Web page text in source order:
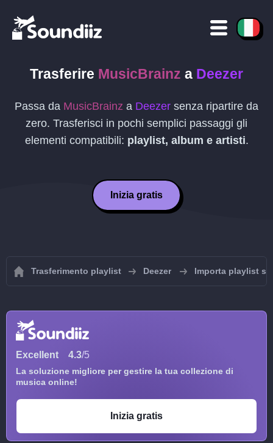
Trasferire MusicBrainz a Deezer
Passa da MusicBrainz a Deezer senza ripartire da
zero. Trasferisci in pochi semplici passaggi gli
elementi compatibili: playlist, album e artisti.
Inizia gratis
Trasferimento playlist Deezer Importa playlist su
Excellent 4.3/5
La soluzione migliore per gestire la tua collezione di
musica online!
Inizia gratis